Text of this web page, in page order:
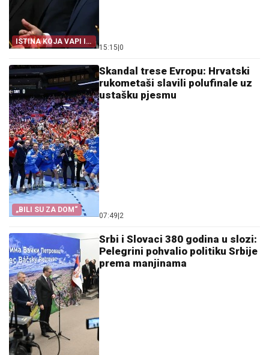
ISTINA KOJA VAPI IZ
ZEMLJE
15:15 0
„BILI SU ZA DOM“
Skandal trese Evropu: Hrvatski
rukometaši slavili polufinale uz
ustašku pjesmu
07:49 2
Srbi i Slovaci 380 godina u slozi:
Pelegrini pohvalio politiku Srbije
prema manjinama